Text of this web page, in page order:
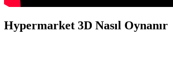
Hypermarket 3D Nasıl Oynanır